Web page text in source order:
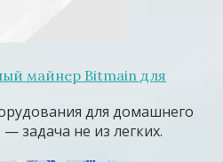
майнер Bitmain для
для домашнего
задача не из легких.